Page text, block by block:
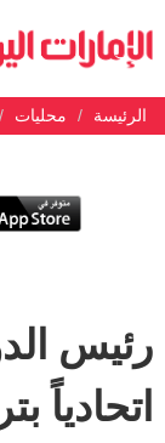
الرئيسة محليات
رئيس
اتحادياً